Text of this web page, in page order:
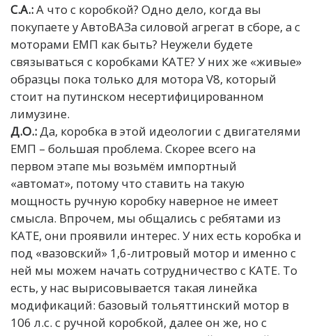
С.А.:А что с коробкой? Одно дело, когда вы
покупаете у АвтоВАЗа силовой агрегат в сборе, а с
моторами ЕМП как быть? Неужели будете
связываться с коробками КАТЕ? У них же «живые»
образцы пока только для мотора V8, который
стоит на путинском несертифицированном
лимузине.
Д.О.: Да, коробка в этой идеологии с двигателями
ЕМП – большая проблема. Скорее всего на
первом этапе мы возьмём импортный
«автомат», потому что ставить на такую
мощность ручную коробку наверное не имеет
смысла. Впрочем, мы общались с ребятами из
КАТЕ, они проявили интерес. У них есть коробка и
под «вазовский» 1,6-литровый мотор и именно с
ней мы можем начать сотрудничество с КАТЕ. То
есть, у нас вырисовывается такая линейка
модификаций: базовый тольяттинский мотор в
106 л.с. с ручной коробкой, далее он же, но с